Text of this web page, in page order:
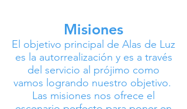
Misiones
El objetivo principal de Alas de Luz
es la autorrealización y es a través
del servicio al prójimo como
vamos logrando nuestro objetivo.
Las misiones nos ofrece el